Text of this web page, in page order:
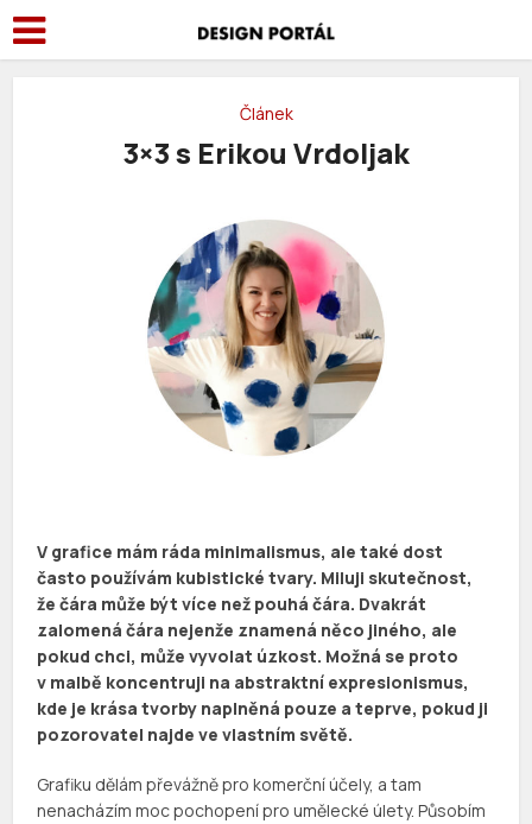
Článek
3×3 s Erikou Vrdoljak
V grafice mám ráda minimalismus, ale také dost
často používám kubistické tvary. Miluji skutečnost,
že čára může být více než pouhá čára. Dvakrát
zalomená čára nejenže znamená něco jiného, ale
pokud chci, může vyvolat úzkost. Možná se proto
v malbě koncentruji na abstraktní expresionismus,
kde je krása tvorby naplněná pouze a teprve, pokud ji
pozorovatel najde ve vlastním světě.
Grafiku dělám převážně pro komerční účely, a tam
nenacházím moc pochopení pro umělecké úlety. Působím